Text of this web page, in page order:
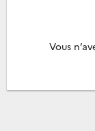
Vous